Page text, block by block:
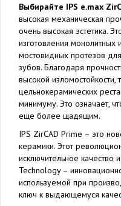
Выбирайте IPS e.max
высокая механическая
очень высокая эстетика.
изготовления
мостовидных протезов
зубов. Благодаря
высокой изломостойкости,
цельнокерамических
минимуму. Это означает,
еще более щадящим.
IPS ZirCAD Prime – это
керамики. Этот
исключительное качество
Technology –
используемой при
ключ к выдающемуся